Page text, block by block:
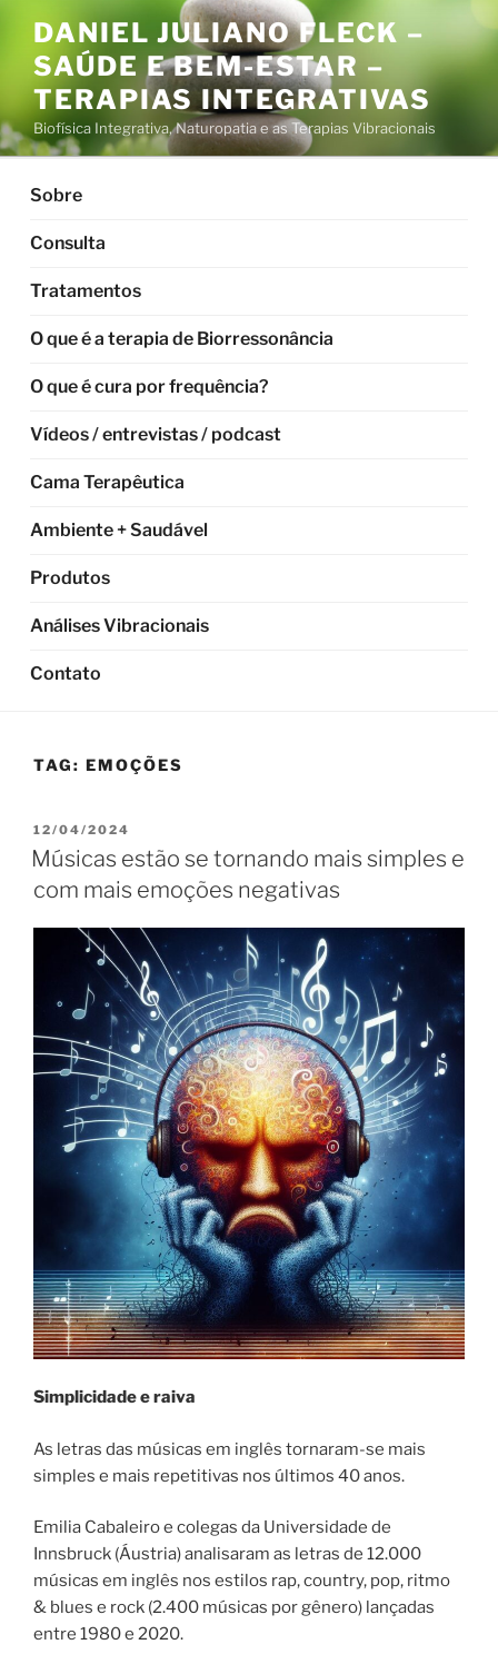
conteúdo
DANIEL JULIANO FLECK –
SAÚDE E BEM-ESTAR –
TERAPIAS INTEGRATIVAS
Biofísica Integrativa, Naturopatia e as Terapias Vibracionais
Sobre
Consulta
Tratamentos
O que é a terapia de Biorressonância
O que é cura por frequência?
Vídeos / entrevistas / podcast
Cama Terapêutica
Ambiente + Saudável
Produtos
Análises Vibracionais
Contato
TAG: EMOÇÕES
PUBLICADO
EM
12/04/2024
Músicas estão se tornando mais simples e
com mais emoções negativas
Simplicidade e raiva
As letras das músicas em inglês tornaram-se mais
simples e mais repetitivas nos últimos 40 anos.
Emilia Cabaleiro e colegas da Universidade de
Innsbruck (Áustria) analisaram as letras de 12.000
músicas em inglês nos estilos rap, country, pop, ritmo
& blues e rock (2.400 músicas por gênero) lançadas
entre 1980 e 2020.